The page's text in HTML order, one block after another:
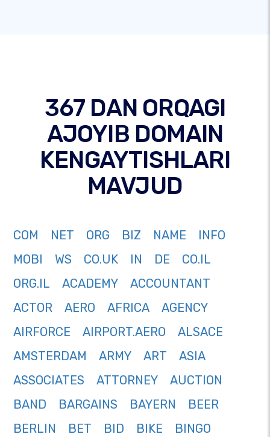
367 DAN ORQAGI
AJOYIB DOMAIN
KENGAYTISHLARI
MAVJUD
COM NET ORG BIZ NAME
INFO
MOBI
WS CO.UK IN DE
CO.IL
ORG.IL
ACADEMY
ACCOUNTANT
ACTOR
AERO AFRICA
AGENCY
AIRFORCE
AIRPORT.AERO
ALSACE
AMSTERDAM
ARMY ART
ASIA
ASSOCIATES
ATTORNEY
AUCTION
BAND
BARGAINS BAYERN
BEER
BERLIN
BET BID BIKE
BINGO